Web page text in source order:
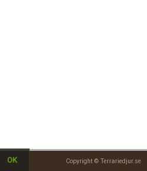
Copyright © Terrariedjur.se
OK